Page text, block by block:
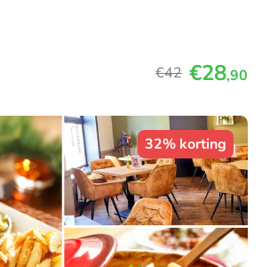
€42 €28,90
32% korting